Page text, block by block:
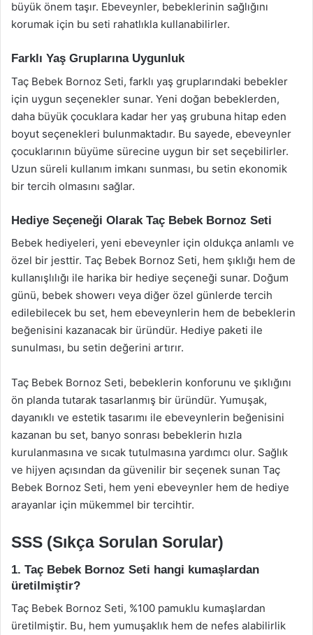
büyük önem taşır. Ebeveynler, bebeklerinin sağlığını
korumak için bu seti rahatlıkla kullanabilirler.
Farklı Yaş Gruplarına Uygunluk
Taç Bebek Bornoz Seti, farklı yaş gruplarındaki bebekler
için uygun seçenekler sunar. Yeni doğan bebeklerden,
daha büyük çocuklara kadar her yaş grubuna hitap eden
boyut seçenekleri bulunmaktadır. Bu sayede, ebeveynler
çocuklarının büyüme sürecine uygun bir set seçebilirler.
Uzun süreli kullanım imkanı sunması, bu setin ekonomik
bir tercih olmasını sağlar.
Hediye Seçeneği Olarak Taç Bebek Bornoz Seti
Bebek hediyeleri, yeni ebeveynler için oldukça anlamlı ve
özel bir jesttir. Taç Bebek Bornoz Seti, hem şıklığı hem de
kullanışlılığı ile harika bir hediye seçeneği sunar. Doğum
günü, bebek showerı veya diğer özel günlerde tercih
edilebilecek bu set, hem ebeveynlerin hem de bebeklerin
beğenisini kazanacak bir üründür. Hediye paketi ile
sunulması, bu setin değerini artırır.
Taç Bebek Bornoz Seti, bebeklerin konforunu ve şıklığını
ön planda tutarak tasarlanmış bir üründür. Yumuşak,
dayanıklı ve estetik tasarımı ile ebeveynlerin beğenisini
kazanan bu set, banyo sonrası bebeklerin hızla
kurulanmasına ve sıcak tutulmasına yardımcı olur. Sağlık
ve hijyen açısından da güvenilir bir seçenek sunan Taç
Bebek Bornoz Seti, hem yeni ebeveynler hem de hediye
arayanlar için mükemmel bir tercihtir.
SSS (Sıkça Sorulan Sorular)
1. Taç Bebek Bornoz Seti hangi kumaşlardan
üretilmiştir?
Taç Bebek Bornoz Seti, %100 pamuklu kumaşlardan
üretilmiştir. Bu, hem yumuşaklık hem de nefes alabilirlik